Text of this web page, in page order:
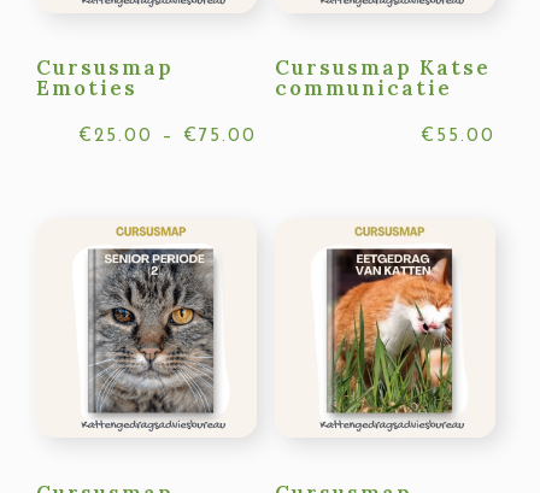
Cursusmap
Emoties
€ 25.00 – € 75.00
€75.00
Cursusmap Katse
communicatie
€ 55.00